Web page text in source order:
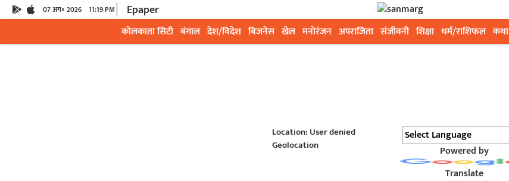
07 अग॰ 2026 11:19 PM Epaper
कोलकाता सिटी बंगाल देश/विदेश बिजनेस खेल मनोरंजन अपराजिता संजीवनी शिक्षा धर्म/राशिफल कथा
Location: User denied
Geolocation
Powered by
Translate